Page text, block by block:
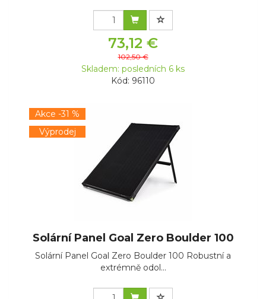
73,12 €
102,50 €
Skladem: posledních 6 ks
Kód: 96110
Akce -31 %
Výprodej
Solární Panel Goal Zero Boulder 100
Solární Panel Goal Zero Boulder 100 Robustní a
extrémně odol...